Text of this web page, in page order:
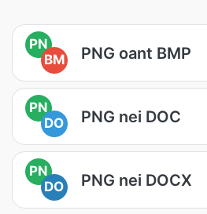
PN
BM
PNG oant BMP
PN
DO
PNG nei DOC
PN
DO
PNG nei DOCX